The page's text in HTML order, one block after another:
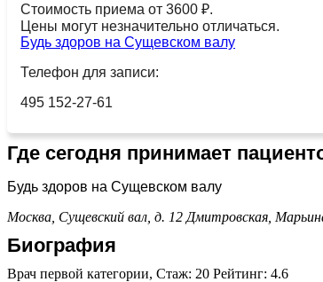
Стоимость приема от 3600 ₽.
Цены могут незначительно отличаться.
Будь здоров на Сущевском валу
Телефон для записи:
495 152-27-61
Где сегодня принимает
Будь здоров на Сущевском валу
Москва, Сущевский вал, д. 12 Дмитровская,
Биография
Врач первой категории, Стаж: 20 Рейтинг: 4.6